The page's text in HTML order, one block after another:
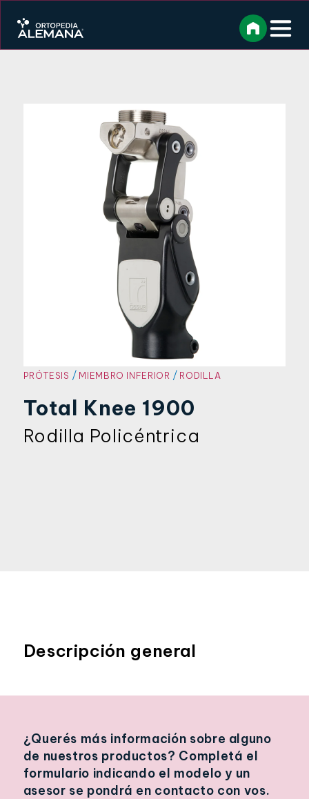
PRÓTESIS / MIEMBRO INFERIOR / RODILLA
Total Knee 1900
Rodilla Policéntrica
Descripción general
¿Querés más información sobre alguno
de nuestros productos? Completá el
formulario indicando el modelo y un
asesor se pondrá en contacto con vos.